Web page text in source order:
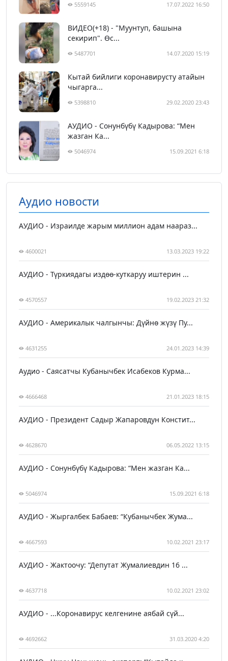
5559145 17.07.2022 16:50
ВИДЕО(+18) - "Муунтуп, башына
секирип". Өс...
5487701 14.07.2020 15:19
Кытай бийлиги коронавирусту атайын
чыгарга...
5398810 29.02.2020 23:43
АУДИО - Сонунбүбү Кадырова: “Мен
жазган Ка...
5046974 15.09.2021 6:18
Аудио новости
АУДИО - Израилде жарым миллион адам наараз...
4600021 13.03.2023 19:22
АУДИО - Түркиядагы издөө-куткаруу иштерин ...
4570557 19.02.2023 21:32
АУДИО - Америкалык чалгынчы: Дүйнө жүзү Пу...
4631255 24.01.2023 14:39
Аудио - Саясатчы Кубанычбек Исабеков Курма...
4666468 21.01.2023 18:15
АУДИО - Президент Садыр Жапаровдун Констит...
4628670 06.05.2022 13:15
АУДИО - Сонунбүбү Кадырова: “Мен жазган Ка...
5046974 15.09.2021 6:18
АУДИО - Жыргалбек Бабаев: “Кубанычбек Жума...
4667593 10.02.2021 23:17
АУДИО - Жактоочу: “Депутат Жумалиевдин 16 ...
4637718 10.02.2021 23:02
АУДИО - ...Коронавирус келгенине аябай сүй...
4692662 31.03.2020 4:20